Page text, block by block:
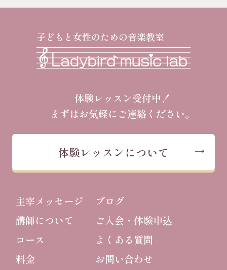
子どもと女性のための音楽教室
体験レッスン受付中！
まずはお気軽にご連絡ください。
体験レッスンについて
主宰メッセージ
講師について
コース
料金
ブログ
ご入会・体験申込
よくある質問
お問い合わせ